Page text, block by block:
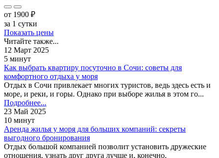
от 1900 ₽
за 1 сутки
Показать цены
Читайте также...
12 Март 2025
5 минут
Как выбрать квартиру посуточно в Сочи: советы для
комфортного отдыха у моря
Отдых в Сочи привлекает многих туристов, ведь здесь есть и
море, и реки, и горы. Однако при выборе жилья в этом го...
Подробнее...
23 Май 2025
10 минут
Аренда жилья у моря для больших компаний: секреты
выгодного бронирования
Отдых большой компанией позволит установить дружеские
отношения, узнать друг друга лучше и, конечно,